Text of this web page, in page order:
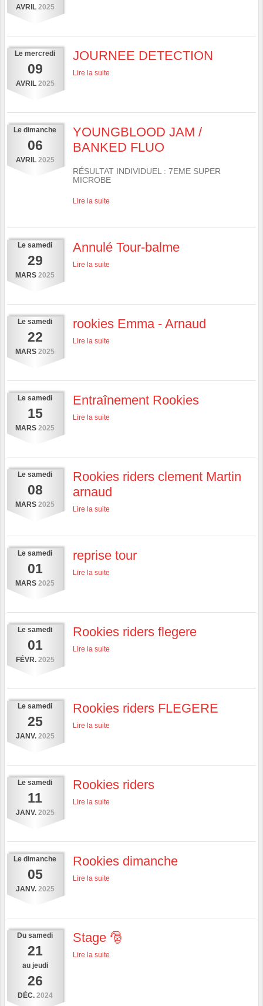
AVRIL 2025
Le mercredi
09
AVRIL 2025
JOURNEE DETECTION
Lire la suite
Le dimanche
06
AVRIL 2025
YOUNGBLOOD JAM /
BANKED FLUO
RÉSULTAT INDIVIDUEL : 7EME SUPER
MICROBE
Lire la suite
Le samedi
29
MARS 2025
Annulé Tour-balme
Lire la suite
Le samedi
22
MARS 2025
rookies Emma - Arnaud
Lire la suite
Le samedi
15
MARS 2025
Entraînement Rookies
Lire la suite
Le samedi
08
MARS 2025
Rookies riders clement Martin
arnaud
Lire la suite
Le samedi
01
MARS 2025
reprise tour
Lire la suite
Le samedi
01
FÉVR. 2025
Rookies riders flegere
Lire la suite
Le samedi
25
JANV. 2025
Rookies riders FLEGERE
Lire la suite
Le samedi
11
JANV. 2025
Rookies riders
Lire la suite
Le dimanche
05
JANV. 2025
Rookies dimanche
Lire la suite
Du samedi
21
au jeudi
26
DÉC. 2024
Stage 🎅
Lire la suite